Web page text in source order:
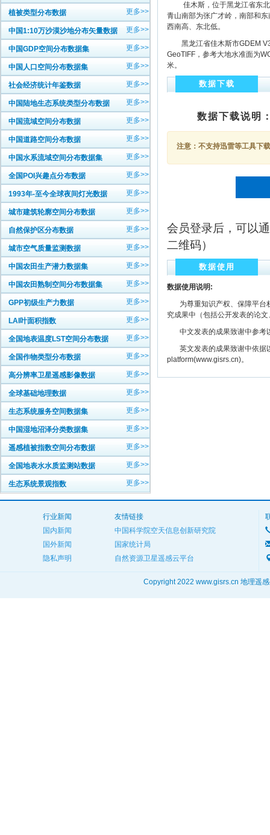
植被类型分布数据 更多>>
中国1:10万沙漠沙地分布矢量数据 更多>>
中国GDP空间分布数据集 更多>>
中国人口空间分布数据集 更多>>
社会经济统计年鉴数据 更多>>
中国陆地生态系统类型分布数据 更多>>
中国流域空间分布数据 更多>>
中国道路空间分布数据 更多>>
中国水系流域空间分布数据集 更多>>
全国POI兴趣点分布数据 更多>>
1993年-至今全球夜间灯光数据 更多>>
城市建筑轮廓空间分布数据 更多>>
自然保护区分布数据 更多>>
城市空气质量监测数据 更多>>
中国农田生产潜力数据集 更多>>
中国农田熟制空间分布数据集 更多>>
GPP初级生产力数据 更多>>
LAI叶面积指数 更多>>
全国地表温度LST空间分布数据 更多>>
全国作物类型分布数据 更多>>
高分辨率卫星遥感影像数据 更多>>
全球基础地理数据 更多>>
生态系统服务空间数据集 更多>>
中国湿地沼泽分类数据集 更多>>
遥感植被指数空间分布数据 更多>>
全国地表水水质监测站数据 更多>>
生态系统景观指数 更多>>
佳木斯，位于黑龙江省东北
青山南部为张广才岭，南部和
西南高、东北低。
黑龙江省佳木斯市GDEM V3
GeoTIFF，参考大地水准面为
米。
数据下载
数据下载说明
注意：不支持迅雷等工具下
会员登录后，可以
二维码）
数据使用
数据使用说明:
为尊重知识产权、保障平台
究成果中（包括公开发表的论
中文发表的成果致谢中参考
英文发表的成果致谢中依据
platform(www.gisrs.cn)。
行业新闻
国内新闻
国外新闻
隐私声明
友情链接
中国科学院空天信息创新研究院
国家统计局
自然资源卫星遥感云平台
Copyright 2022 www.gisrs.cn 地理遥